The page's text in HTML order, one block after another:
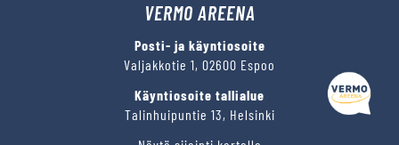
Kysy tapahtumista tai raveista
VERMO AREENA
Posti- ja käyntiosoite
Valjakkotie 1, 02600 Espoo
Käyntiosoite tallialue
Talinhuipuntie 13, Helsinki